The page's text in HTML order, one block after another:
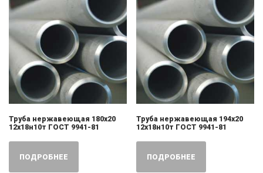
Труба нержавеющая 180х20
12х18н10т ГОСТ 9941-81
ПОДРОБНЕЕ
Труба нержавеющая 194х20
12х18н10т ГОСТ 9941-81
ПОДРОБНЕЕ